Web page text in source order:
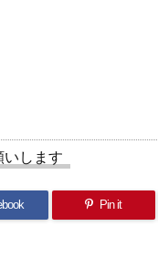
いします
Pin it